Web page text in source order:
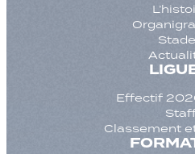
Effectif
Classement